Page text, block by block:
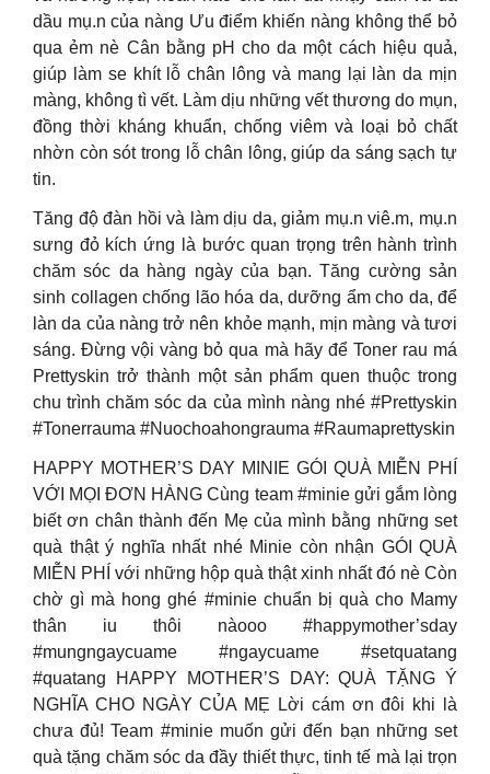
dầu mụ.n của nàng Ưu điểm khiến nàng không thể bỏ
qua ẻm nè Cân bằng pH cho da một cách hiệu quả,
giúp làm se khít lỗ chân lông và mang lại làn da mịn
màng, không tì vết. Làm dịu những vết thương do mụn,
đồng thời kháng khuẩn, chống viêm và loại bỏ chất
nhờn còn sót trong lỗ chân lông, giúp da sáng sạch tự
tin.
Tăng độ đàn hồi và làm dịu da, giảm mụ.n viê.m, mụ.n
sưng đỏ kích ứng là bước quan trọng trên hành trình
chăm sóc da hàng ngày của bạn. Tăng cường sản
sinh collagen chống lão hóa da, dưỡng ẩm cho da, để
làn da của nàng trở nên khỏe mạnh, mịn màng và tươi
sáng. Đừng vội vàng bỏ qua mà hãy để Toner rau má
Prettyskin trở thành một sản phẩm quen thuộc trong
chu trình chăm sóc da của mình nàng nhé #Prettyskin
#Tonerrauma #Nuochoahongrauma #Raumaprettyskin
HAPPY MOTHER’S DAY MINIE GÓI QUÀ MIỄN PHÍ
VỚI MỌI ĐƠN HÀNG Cùng team #minie gửi gắm lòng
biết ơn chân thành đến Mẹ của mình bằng những set
quà thật ý nghĩa nhất nhé Minie còn nhận GÓI QUÀ
MIỄN PHÍ với những hộp quà thật xinh nhất đó nè Còn
chờ gì mà hong ghé #minie chuẩn bị quà cho Mamy
thân iu thôi nàooo #happymother’sday
#mungngaycuame #ngaycuame #setquatang
#quatang HAPPY MOTHER’S DAY: QUÀ TẶNG Ý
NGHĨA CHO NGÀY CỦA MẸ Lời cám ơn đôi khi là
chưa đủ! Team #minie muốn gửi đến bạn những set
quà tặng chăm sóc da đầy thiết thực, tinh tế mà lại trọn